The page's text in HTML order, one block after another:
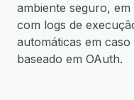
ambiente seguro,
com logs de
automáticas em
baseado em OAuth.